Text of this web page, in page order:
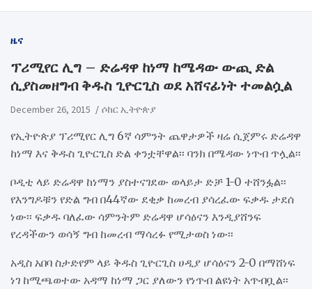
ዜና
ፕሪሚየር ሊግ – ድሬዳዋ ከነማ ከሜዳው ውጪ ድል
ሲያስመዘግብ ቅዱስ ጊዮርጊስ ወደ አሸናፊነት ተመልሷል
December 26, 2015 ሶከር ኢትዮጵያ
የኢትዮጵያ ፕሪሚየር ሊግ 6ኛ ሳምንት ጨዋታዎች ዛሬ ሲጀምሩ ድሬዳዋ
ከነማ እና ቅዱስ ጊዮርጊስ ድል ቀንቷቸዋል፡፡ ባንክ በሜዳው ነጥብ ጥሏል፡፡
ቦዲቲ ላይ ድሬዳዋ ከነማን ያስተናገደው ወላይታ ድቻ 1-0 ተሸንፏል፡፡
የእንግዶቹን የድል ግብ በ44ኛው ደቂቃ ከመረብ ያሳረፈው ፍቃዱ ታደሰ
ነው፡፡ ፍቃዱ ባለፈው ሳምንትም ድሬዳዋ ሆሳዕናን እንዲያሸንፍ
የረዳችውን ወሳኝ ግብ ከመረብ ማሳረፉ የሚታወስ ነው፡፡
አዲስ አበባ ስታድየም ላይ ቅዱስ ጊዮርጊስ ሀዲያ ሆሳዕናን 2-0 በማሸነፍ
ነገ ከሚጫወተው አዳማ ከነማ ጋር ያለውን የነጥብ ልዩነት አጥብቧል፡፡